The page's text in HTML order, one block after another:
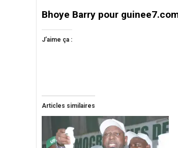
Bhoye Barry pour
J’aime ça :
Articles similaires